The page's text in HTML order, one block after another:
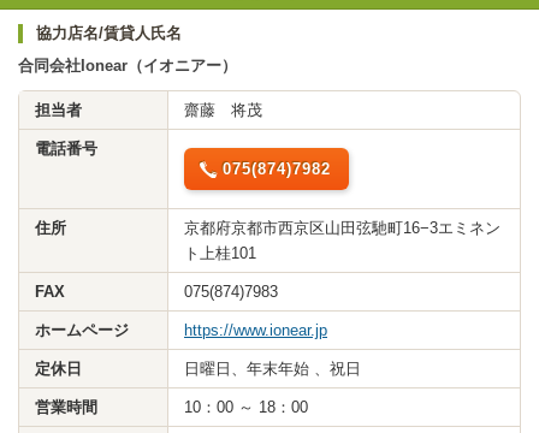
協力店名/賃貸人氏名
合同会社Ionear（イオニアー）
担当者 齋藤 将茂
電話番号
075(874)7982
住所
京都府京都市西京区山田弦馳町16−3エミネン
ト上桂101
FAX 075(874)7983
ホームページ https://www.ionear.jp
定休日 日曜日、年末年始 、祝日
営業時間 10：00 ～ 18：00